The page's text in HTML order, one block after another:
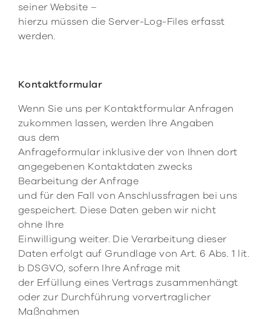
seiner Website –
hierzu müssen die Server-Log-Files erfasst
werden.
Kontaktformular
Wenn Sie uns per Kontaktformular Anfragen
zukommen lassen, werden Ihre Angaben
aus dem
Anfrageformular inklusive der von Ihnen dort
angegebenen Kontaktdaten zwecks
Bearbeitung der Anfrage
und für den Fall von Anschlussfragen bei uns
gespeichert. Diese Daten geben wir nicht
ohne Ihre
Einwilligung weiter. Die Verarbeitung dieser
Daten erfolgt auf Grundlage von Art. 6 Abs. 1 lit.
b DSGVO, sofern Ihre Anfrage mit
der Erfüllung eines Vertrags zusammenhängt
oder zur Durchführung vorvertraglicher
Maßnahmen